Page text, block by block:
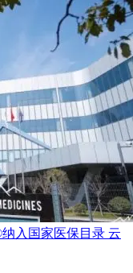
入国家医保目录 云